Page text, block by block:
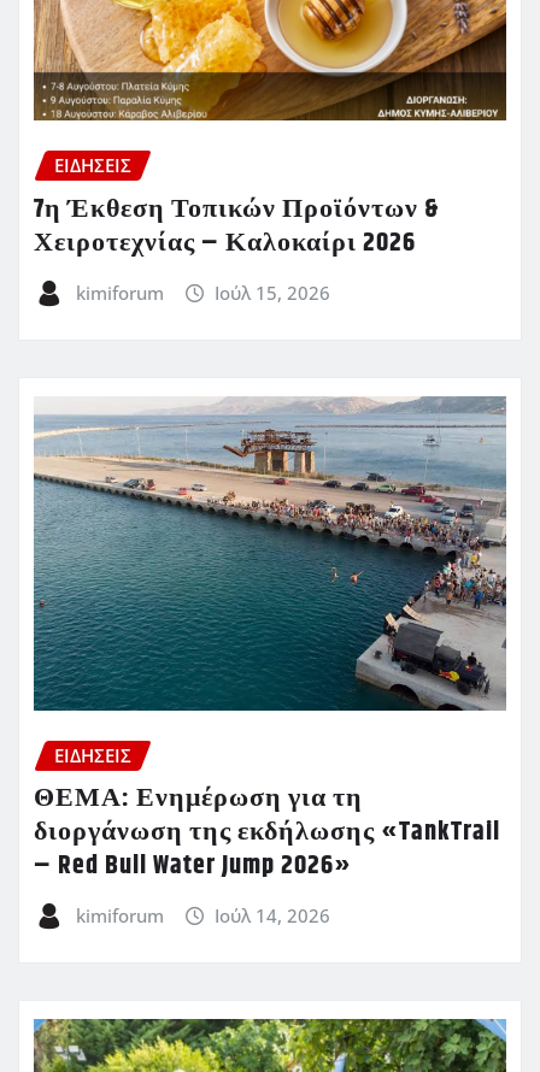
ΕΙΔΗΣΕΙΣ
7η Έκθεση Τοπικών Προϊόντων &
Χειροτεχνίας – Καλοκαίρι 2026
kimiforum Ιούλ 15, 2026
ΕΙΔΗΣΕΙΣ
ΘΕΜΑ: Ενημέρωση για τη
διοργάνωση της εκδήλωσης «TankTrail
– Red Bull Water Jump 2026»
kimiforum Ιούλ 14, 2026